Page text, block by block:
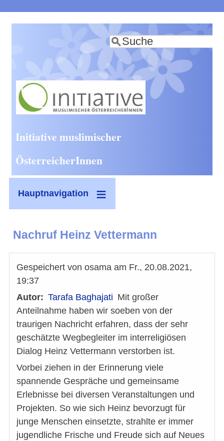
zum
Inhalt
Suche
Initiative muslimischer
ÖsterreicherInnen
Hauptnavigation
Nachruf Heinz Vettermann
Gespeichert von osama am Fr., 20.08.2021,
19:37
Autor
Tarafa Baghajati Mit großer
Anteilnahme haben wir soeben von der
traurigen Nachricht erfahren, dass der sehr
geschätzte Wegbegleiter im interreligiösen
Dialog Heinz Vettermann verstorben ist.
Vorbei ziehen in der Erinnerung viele
spannende Gespräche und gemeinsame
Erlebnisse bei diversen Veranstaltungen und
Projekten. So wie sich Heinz bevorzugt für
junge Menschen einsetzte, strahlte er immer
jugendliche Frische und Freude sich auf Neues